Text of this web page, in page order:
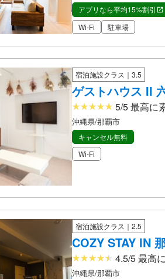
アプリなら平均15%割引
Wi-Fi
駐車場
宿泊施設クラス｜3.5
ゲストハウス II
5/5 最高に
沖縄県/那覇市
キャンセル無料
Wi-Fi
宿泊施設クラス｜2.5
COZY STAY IN
4.5/5 最高
沖縄県/那覇市